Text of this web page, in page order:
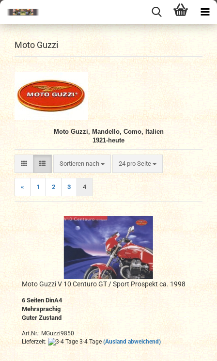
Moto Guzzi
Moto Guzzi, Mandello, Como, Italien
1921-heute
Sortieren nach
Sortieren nach 24 pro Seite
pro Seite
« 1 2 3 4
Moto Guzzi V 10 Centuro GT / Sport Prospekt ca. 1998
6 Seiten DinA4
Mehrsprachig
Guter Zustand
Art.Nr.: MGuzzi9850
Lieferzeit:
3-4 Tage (Ausland abweichend)